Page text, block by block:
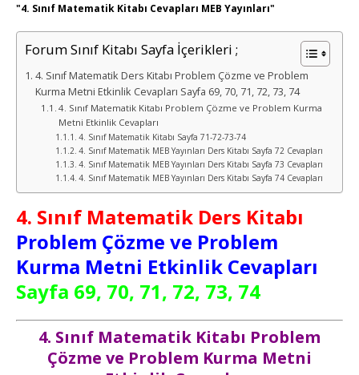
"4. Sınıf Matematik Kitabı Cevapları MEB Yayınları"
Forum Sınıf Kitabı Sayfa İçerikleri ;
4. Sınıf Matematik Ders Kitabı Problem Çözme ve Problem
Kurma Metni Etkinlik Cevapları Sayfa 69, 70, 71, 72, 73, 74
4. Sınıf Matematik Kitabı Problem Çözme ve Problem Kurma
Metni Etkinlik Cevapları
4. Sınıf Matematik Kitabı Sayfa 71-72-73-74
4. Sınıf Matematik MEB Yayınları Ders Kitabı Sayfa 72 Cevapları
4. Sınıf Matematik MEB Yayınları Ders Kitabı Sayfa 73 Cevapları
4. Sınıf Matematik MEB Yayınları Ders Kitabı Sayfa 74 Cevapları
4. Sınıf Matematik Ders Kitabı
Problem Çözme ve Problem
Kurma Metni Etkinlik Cevapları
Sayfa 69, 70, 71, 72, 73, 74
4. Sınıf Matematik Kitabı Problem
Çözme ve Problem Kurma Metni